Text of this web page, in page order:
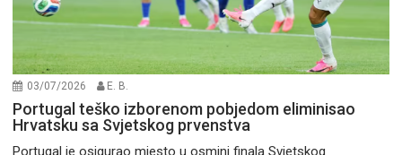
03/07/2026 E. B.
Portugal teško izborenom pobjedom eliminisao
Hrvatsku sa Svjetskog prvenstva
Portugal je osigurao mjesto u osmini finala Svjetskog